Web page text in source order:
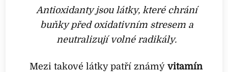
Antioxidanty jsou látky, které chrání
buňky před oxidativním stresem a
neutralizují volné radikály.
Mezi takové látky patří známývitamín